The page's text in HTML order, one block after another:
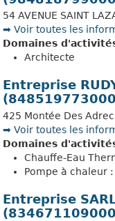
54 AVENUE SAINT
➡️ Voir toutes les
Domaines
Architecte
Entreprise
425 Montée Des
➡️ Voir toutes les
Domaines
Chauffe-Eau
Pompe à chaleur
Entreprise